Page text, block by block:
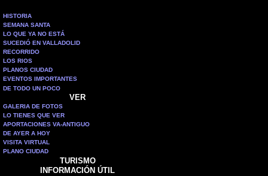
HISTORIA
SEMANA SANTA
LO QUE YA NO ESTÁ
SUCEDIÓ EN VALLADOLID
RECORRIDO
LOS RIOS
PLANOS CIUDAD
EVENTOS IMPORTANTES
DE TODO UN POCO
VER
GALERIA DE FOTOS
LO TIENES QUE VER
APORTACIONES VA-ANTIGUO
DE AYER A HOY
VISITA VIRTUAL
PLANO CIUDAD
TURISMO
INFORMACIÓN ÚTIL